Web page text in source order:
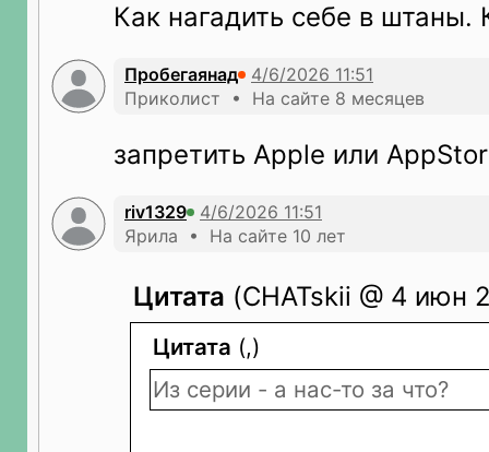
Как нагадить себе в штаны.
Пробегаянад
Приколист • На сайте 8 месяцев
запретить Apple или
riv1329
Ярила • На сайте 10 лет
Цитата (CHATskii @ 4 июн
Цитата (,)
Из серии - а нас-то за что?